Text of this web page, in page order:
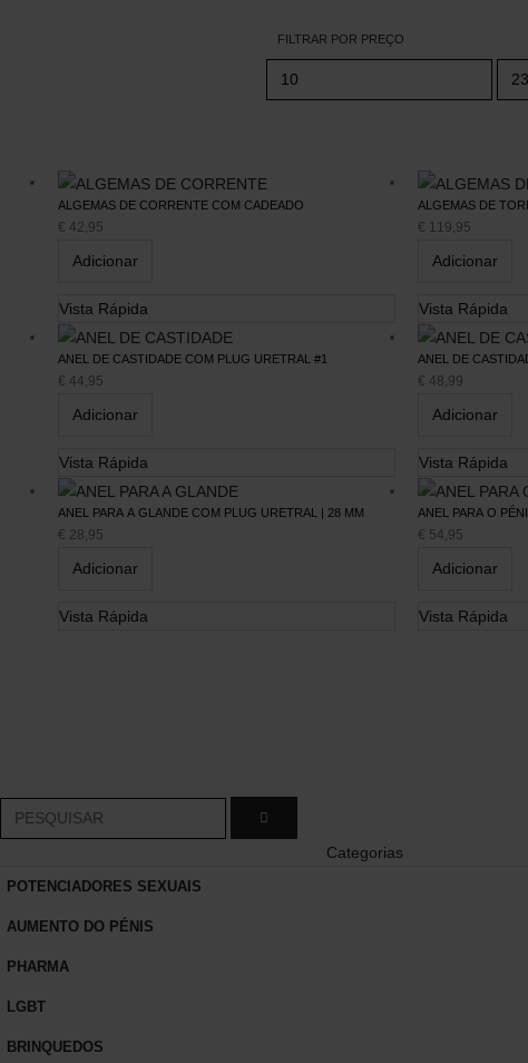
FILTRAR POR PREÇO
ALGEMAS DE CORRENTE COM CADEADO
€ 42,95
Adicionar
Vista Rápida
ALGEMAS DE
€ 119,95
Adicionar
Vista Rápida
ANEL DE CASTIDADE COM PLUG URETRAL #1
€ 44,95
Adicionar
Vista Rápida
ANEL DE
€ 48,99
Adicionar
Vista Rápida
ANEL PARA A GLANDE COM PLUG URETRAL | 28 MM
€ 28,95
Adicionar
Vista Rápida
ANEL PARA O
€ 54,95
Adicionar
Vista Rápida
Informação Legal
Termos e Condições
Política de Cookies
Livro de Reclamações
Exercer Direito de
Apoio ao Cliente
Envios e Devoluções
Portes de Envio
Métodos de Envio
Categorias
POTENCIADORES SEXUAIS
AUMENTO DO PÉNIS
PHARMA
LGBT
BRINQUEDOS